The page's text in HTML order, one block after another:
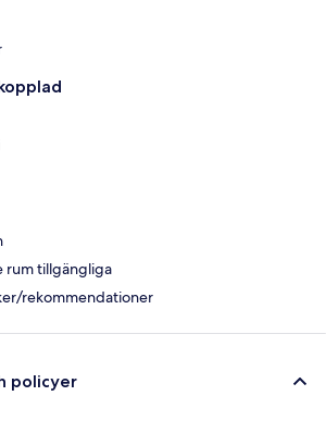
rum tillgängliga
rekommendationer
policyer